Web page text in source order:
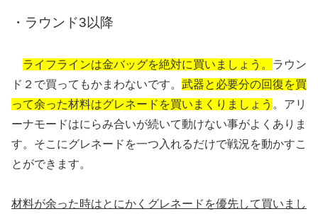
・ラウンド3以降
ライフラインは金バッグを絶対に買いましょう。 ラウン
ド２で買ってもかまわないです。 武器と必要分の回復を買
って余った材料はグレネードを買いまくりましょう 。アリ
ーナモードはにらみ合いが続いて動けない事がよくありま
す。そこにグレネードを一つ入れるだけで戦況を動かすこ
とができます。
材料が余った時はとにかくグレネードを優先して買いまし